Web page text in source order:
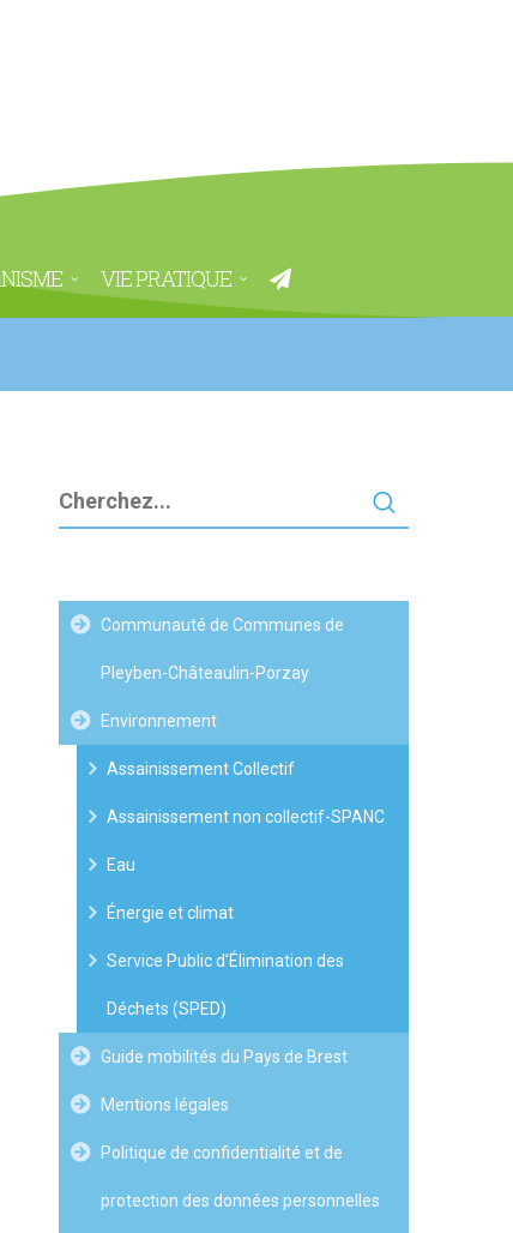
VIE PRATIQUE
Communauté de Communes de
Pleyben-Châteaulin-Porzay
Environnement
Assainissement Collectif
Assainissement non collectif-SPANC
Eau
Énergie et climat
Service Public d’Élimination des
Déchets (SPED)
Guide mobilités du Pays de Brest
Mentions légales
Politique de confidentialité et de
protection des données personnelles